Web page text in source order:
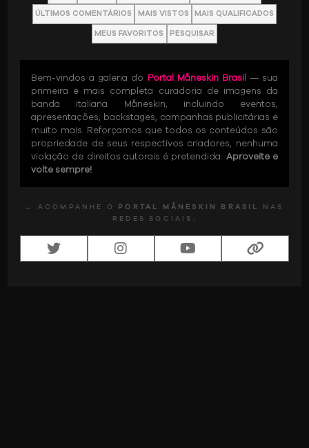
ÚLTIMOS COMENTÁRIOS
MAIS VISTOS MAIS QUALIFICADOS
MEUS FAVORITOS
PESQUISAR
Bem-vindos a galeria do Portal Måneskin Brasil— sua
primeira e mais completa curadoria de imagens da
banda italiana Måneskin, incluindo eventos,
apresentações, backstages, campanhas publicitárias e
muito mais. Reforçamos que todos os conteúdos são
propriedade de seus respectivos criadores, nenhuma
violação de direitos autorais é pretendida. Aproveite e
volte sempre!
→ ACOMPANHE O PORTAL MÅNESKIN BRASIL
NAS
REDES SOCIAIS: